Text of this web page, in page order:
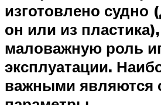
изготовлено судно
он или из
маловажную роль
эксплуатации.
важными являются